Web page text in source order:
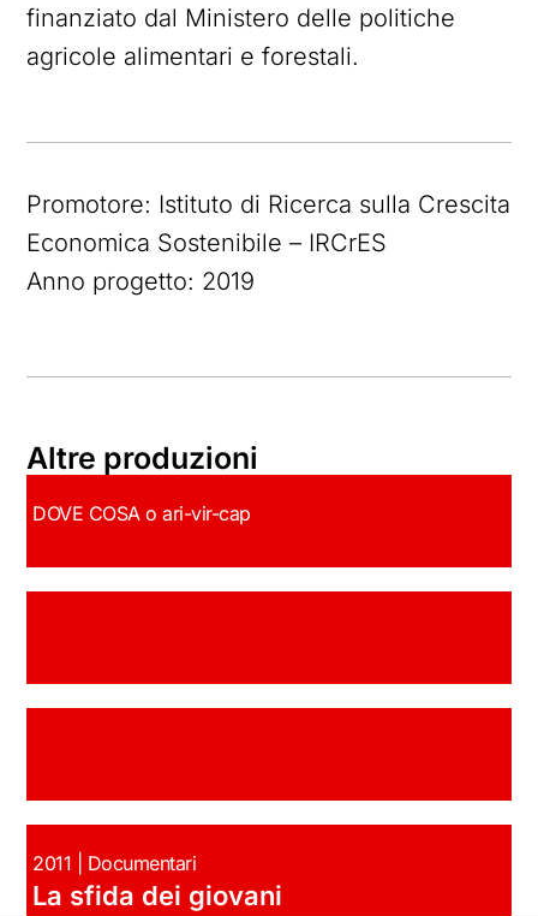
finanziato dal Ministero delle politiche
agricole alimentari e forestali.
Promotore: Istituto di Ricerca sulla Crescita
Economica Sostenibile – IRCrES
Anno progetto: 2019
Altre produzioni
DOVE COSA o ari-vir-cap
2011 | Documentari
La sfida dei giovani